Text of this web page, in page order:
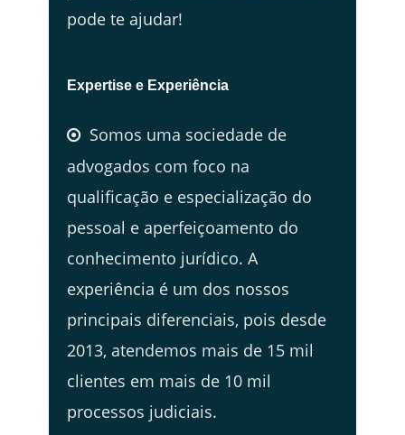
pode te ajudar!
Expertise e Experiência
Somos uma sociedade de
advogados com foco na
qualificação e especialização do
pessoal e aperfeiçoamento do
conhecimento jurídico. A
experiência é um dos nossos
principais diferenciais, pois desde
2013, atendemos mais de 15 mil
clientes em mais de 10 mil
processos judiciais.